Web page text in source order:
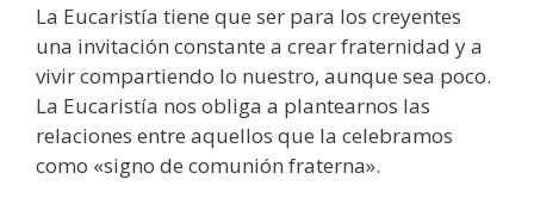
La Eucaristía tiene que ser para los creyentes
una invitación constante a crear fraternidad y a
vivir compartiendo lo nuestro, aunque sea poco.
La Eucaristía nos obliga a plantearnos las
relaciones entre aquellos que la celebramos
como «signo de comunión fraterna».